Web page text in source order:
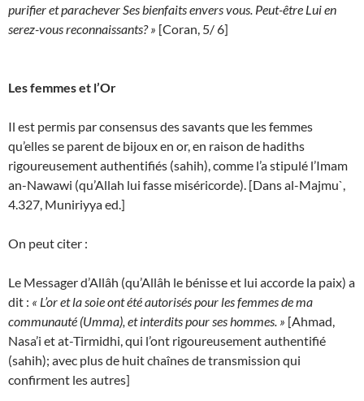
purifier et parachever Ses bienfaits envers vous. Peut-être Lui en
serez-vous reconnaissants? » [Coran, 5/ 6]
Les femmes et l’Or
Il est permis par consensus des savants que les femmes
qu’elles se parent de bijoux en or, en raison de hadiths
rigoureusement authentifiés (sahih), comme l’a stipulé l’Imam
an-Nawawi (qu’Allah lui fasse miséricorde). [Dans al-Majmu`,
4.327, Muniriyya ed.]
On peut citer :
Le Messager d’Allâh (qu’Allâh le bénisse et lui accorde la paix) a
dit : « L’or et la soie ont été autorisés pour les femmes de ma
communauté (Umma), et interdits pour ses hommes. » [Ahmad,
Nasa’i et at-Tirmidhi, qui l’ont rigoureusement authentifié
(sahih); avec plus de huit chaînes de transmission qui
confirment les autres]